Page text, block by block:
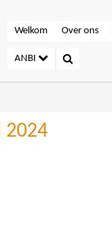
Welkom Over ons
ANBI
2024